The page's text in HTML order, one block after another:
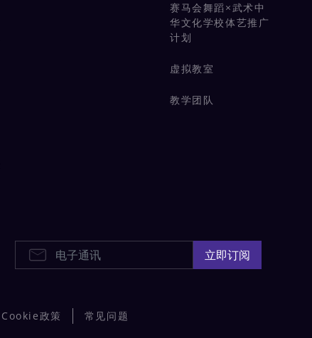
赛马会舞蹈×武术中
华文化学校体艺推广
计划
虚拟教室
教学团队
电子通讯 立即订阅
Cookie政策 常见问题